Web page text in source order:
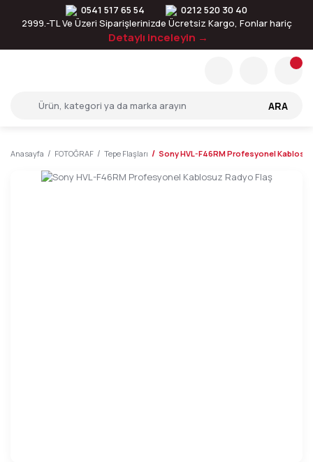
0541 517 65 54
0212 520 30 40
2999.-TL Ve Üzeri Siparişlerinizde Ücretsiz Kargo, Fonlar hariç
Detaylı inceleyin →
ARA
Anasayfa FOTOĞRAF Tepe Flaşları Sony HVL-F46RM Profesyonel